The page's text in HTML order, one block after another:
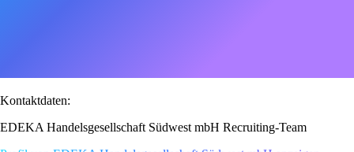
Kontaktdaten:
EDEKA Handelsgesellschaft Südwest mbH Recruiting-Team